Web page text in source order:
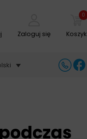
Zaloguj się
0
Koszyk